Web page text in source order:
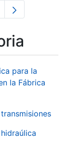
Pages Use
para la
la Fábrica